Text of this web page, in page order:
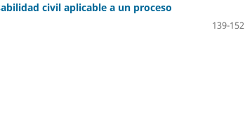
civil aplicable a un proceso
139-152